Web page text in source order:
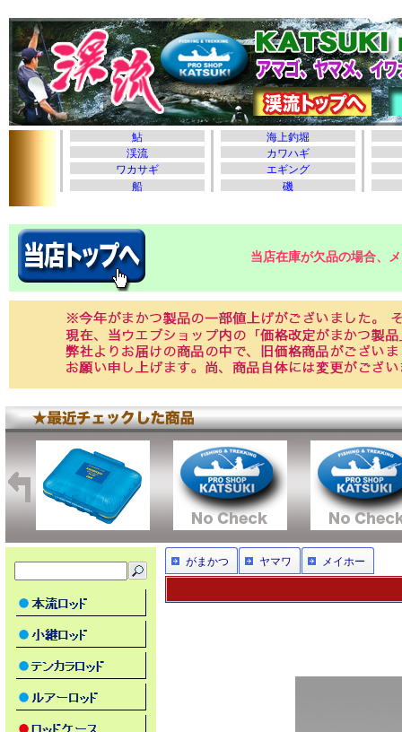
当店在庫が欠品の場合、
がまかつ ヤマワ メイホー